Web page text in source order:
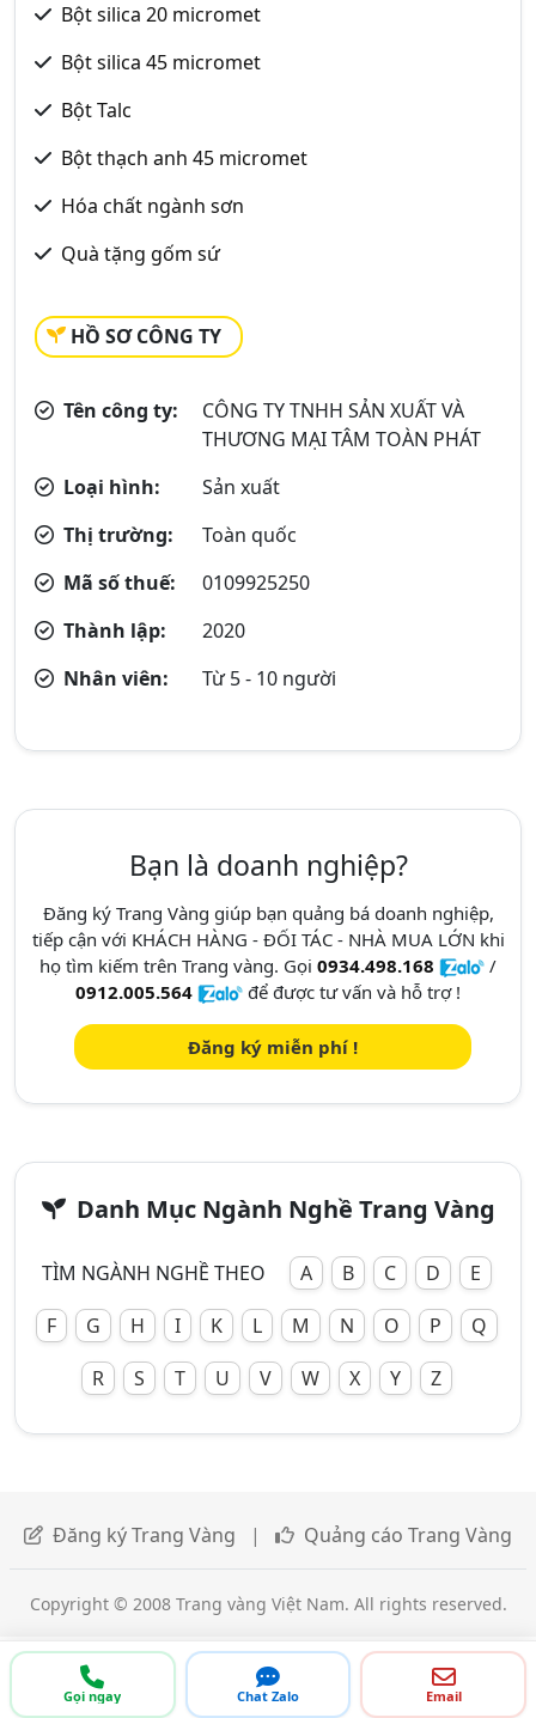
Bột silica 20 micromet
Bột silica 45 micromet
Bột Talc
Bột thạch anh 45 micromet
Hóa chất ngành sơn
Quà tặng gốm sứ
HỒ SƠ CÔNG TY
Tên công ty:
CÔNG TY TNHH SẢN XUẤT VÀ
THƯƠNG MẠI TÂM TOÀN PHÁT
Loại hình:
Sản xuất
Thị trường:
Toàn quốc
Mã số thuế:
0109925250
Thành lập:
2020
Nhân viên:
Từ 5 - 10 người
Gọi ngay Chat Zalo Email
Bạn là doanh nghiệp?
Đăng ký Trang Vàng giúp bạn quảng bá doanh nghiệp,
tiếp cận với KHÁCH HÀNG - ĐỐI TÁC - NHÀ MUA LỚN khi
họ tìm kiếm trên Trang vàng. Gọi 0934.498.168
/
0912.005.564
để được tư vấn và hỗ trợ !
Đăng ký miễn phí !
Danh Mục Ngành Nghề Trang Vàng
TÌM NGÀNH NGHỀ THEO A B C D
E
F
G H I K L M N O P
Q
R
S T U V W X Y Z
Đăng ký Trang Vàng | Quảng cáo Trang Vàng
Copyright © 2008 Trang vàng Việt Nam. All rights reserved.